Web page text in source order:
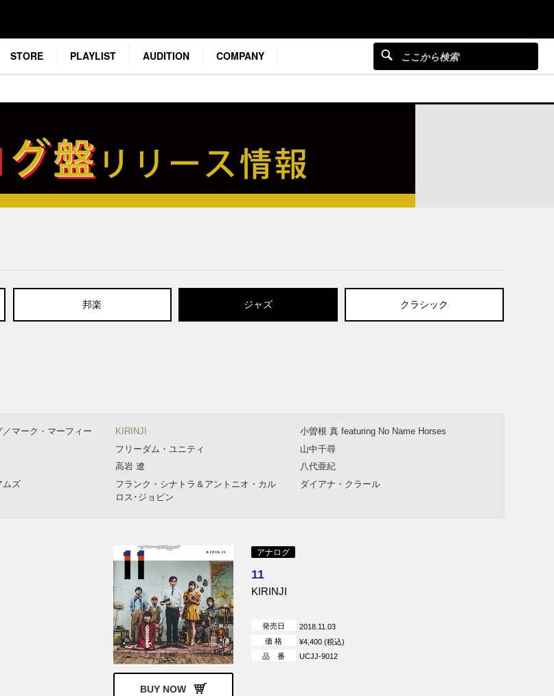
STORE PLAYLIST AUDITION COMPANY
邦楽 ジャズ クラシック
マーク・マーフィー KIRINJI
小曽根 真 featuring No Name Horses
フリーダム・ユニティ
山中千尋
高岩 遼
八代亜紀
ムズ
フランク・シナトラ＆アントニオ・カル
ロス･ジョビン
ダイアナ・クラール
ゲイリー・ピーコック
デクスター・ゴードン
Medeski Martin & Wood
ハービー・ハンコック
キャノンボール・アダレイ＆マイルス・
デイヴィス
バド・パウエル
BUY NOW
アナログ
11
KIRINJI
発売日
2018.11.03
価 格
¥4,400 (税込)
品 番
UCJJ-9012